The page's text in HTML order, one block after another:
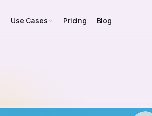
Use Cases Pricing Blog